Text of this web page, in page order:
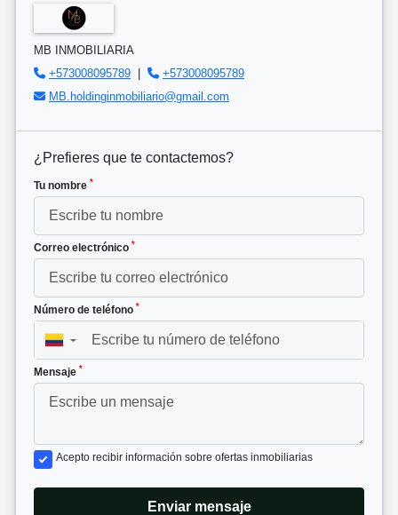
MB INMOBILIARIA
+573008095789 |
+573008095789
MB.holdinginmobiliario@gmail.com
¿Prefieres que te contactemos?
Tu nombre *
Correo electrónico *
Número de teléfono *
▼
Mensaje *
Acepto recibir información sobre ofertas inmobiliarias
Enviar mensaje